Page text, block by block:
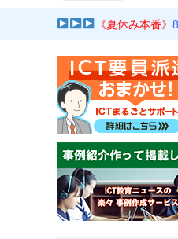
《夏休み本番》